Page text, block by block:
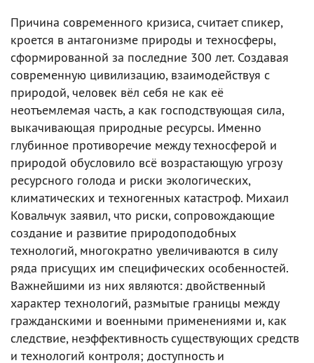
Причина современного кризиса, считает спикер,
кроется в антагонизме природы и техносферы,
сформированной за последние 300 лет. Создавая
современную цивилизацию, взаимодействуя с
природой, человек вёл себя не как её
неотъемлемая часть, а как господствующая сила,
выкачивающая природные ресурсы. Именно
глубинное противоречие между техносферой и
природой обусловило всё возрастающую угрозу
ресурсного голода и риски экологических,
климатических и техногенных катастроф. Михаил
Ковальчук заявил, что риски, сопровождающие
создание и развитие природоподобных
технологий, многократно увеличиваются в силу
ряда присущих им специфических особенностей.
Важнейшими из них являются: двойственный
характер технологий, размытые границы между
гражданскими и военными применениями и, как
следствие, неэффективность существующих средств
и технологий контроля; доступность и